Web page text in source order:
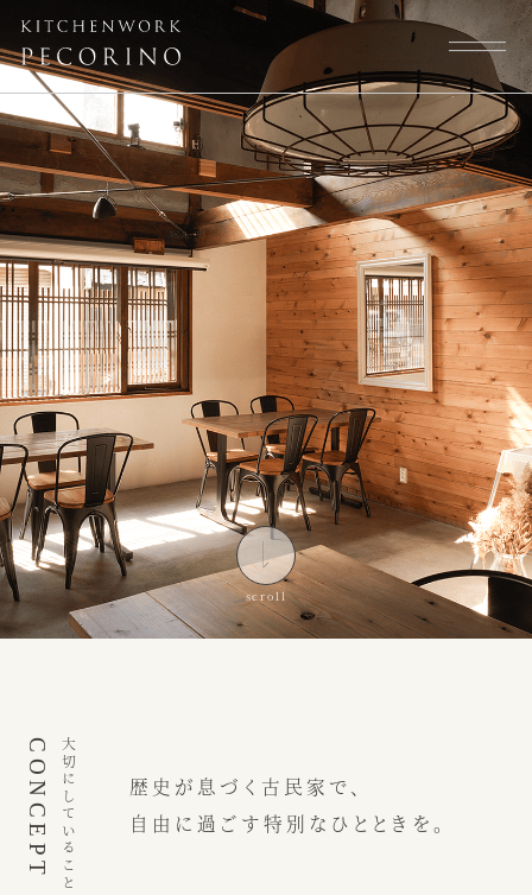
トップページ
大切にしていること
インスピレーション
ウェディング
スタッフ
よくある質問
ブログ
ニュース
ウェディング予約 カフェ予約
大切にしていること
CONCEPT
歴史が息づく古民家で、
自由に過ごす特別なひとときを。